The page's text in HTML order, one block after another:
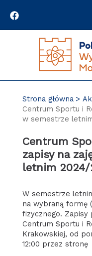
Strona główna
Centrum Sportu i
w semestrze
Centrum
zapisy na
letnim 2024/
W semestrze
na wybraną formę
fizycznego. Zapisy
Centrum Sportu i
Krakowskiej, od
12:00 przez stronę